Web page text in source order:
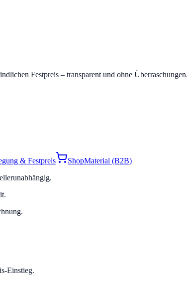
Festpreis – transparent und ohne Überraschungen.
& Festpreis ShopMaterial (B2B)
Einstieg.